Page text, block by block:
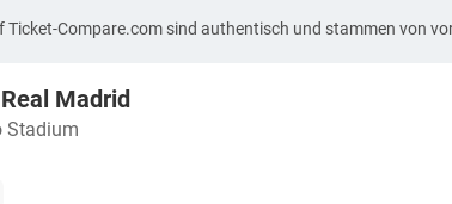
Ticket-Compare.com sind authentisch und stammen von
Madrid
Stadium